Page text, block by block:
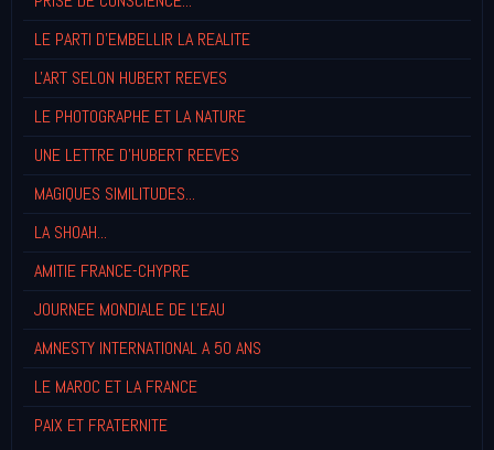
LE PARTI D'EMBELLIR LA REALITE
L'ART SELON HUBERT REEVES
LE PHOTOGRAPHE ET LA NATURE
UNE LETTRE D'HUBERT REEVES
MAGIQUES SIMILITUDES...
LA SHOAH...
AMITIE FRANCE-CHYPRE
JOURNEE MONDIALE DE L'EAU
AMNESTY INTERNATIONAL A 50 ANS
LE MAROC ET LA FRANCE
PAIX ET FRATERNITE